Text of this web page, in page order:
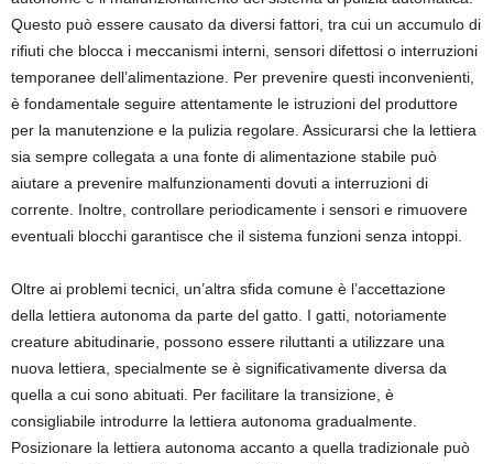
Questo può essere causato da diversi fattori, tra cui un accumulo di
rifiuti che blocca i meccanismi interni, sensori difettosi o interruzioni
temporanee dell’alimentazione. Per prevenire questi inconvenienti,
è fondamentale seguire attentamente le istruzioni del produttore
per la manutenzione e la pulizia regolare. Assicurarsi che la lettiera
sia sempre collegata a una fonte di alimentazione stabile può
aiutare a prevenire malfunzionamenti dovuti a interruzioni di
corrente. Inoltre, controllare periodicamente i sensori e rimuovere
eventuali blocchi garantisce che il sistema funzioni senza intoppi.
Oltre ai problemi tecnici, un’altra sfida comune è l’accettazione
della lettiera autonoma da parte del gatto. I gatti, notoriamente
creature abitudinarie, possono essere riluttanti a utilizzare una
nuova lettiera, specialmente se è significativamente diversa da
quella a cui sono abituati. Per facilitare la transizione, è
consigliabile introdurre la lettiera autonoma gradualmente.
Posizionare la lettiera autonoma accanto a quella tradizionale può